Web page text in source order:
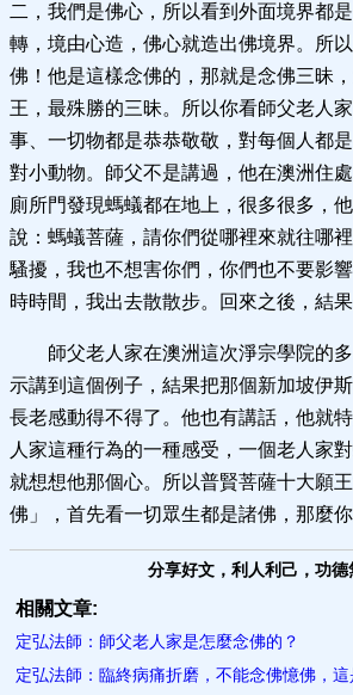
二，我們是佛心，所以看到外面境界都
轉，境由心造，佛心就造出佛境界。所
佛！他是這樣念佛的，那就是念佛三昧
王，最殊勝的三昧。所以你看師父老人
事、一切物都是恭恭敬敬，對每個人都
對小動物。師父不是講過，他在澳洲住
廁所門發現螞蟻都在地上，很多很多，
說：螞蟻菩薩，請你們從哪裡來就往哪
騷擾，我也不想害你們，你們也不要影
時時間，我出去散散步。回來之後，結果
師父老人家在澳洲這次淨宗學院的
示講到這個例子，結果把那個新加坡伊
長老感動得不得了。他也有講話，他就
人家這種行為的一種感受，一個老人家
就想想他那個心。所以普賢菩薩十大願
佛」，首先看一切眾生都是諸佛，那麼
分享好文，利人利己，功德
相關文章:
定弘法師：師父老人家是怎麼念佛的？
定弘法師：臨終病痛折磨，不能念佛憶佛，這